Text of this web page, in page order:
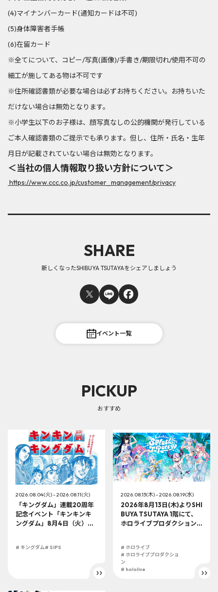
(4)マイナンバーカード(通知カードは不可)
(5)⾝体障害者⼿帳
(6)在留カード
※全てについて、コピー/写真(画像)/⼿書き/期限切れ/使⽤不可の
細⼯が施してある物は不可です
※住所確認書類が必要な場合は必ずお持ちください。お持ちいた
だけない場合は無効となります。
※小学生以下のお子様は、顔写真なしの公的機関が発行している
ご本人確認書類のご提示でも承ります。但し、住所・氏名・生年
月日が記載されていない場合は無効となります。
＜当社の個人情報取り扱い方針について＞
​​ https://www.ccc.co.jp/customer_management/privacy
SHARE
新しくなったSHIBUYA TSUTAYAをシェアしましょう
イベント一覧
PICKUP
おすすめ
2026.08.04(火) - 2026.08.11(火)
「キングダム」連載20周年
記念イベント「キンキンキ
ングダム」8月4日（火）よ
# キングダム# SIPS
2026.08.13(木) - 2026.08.19(水)
2026年8月13日(木)よりSHI
BUYA TSUTAYA 1階にて、
ホロライブプロダクション
# ホロライブ
# ホロライブプロダクショ
ン
# hololive